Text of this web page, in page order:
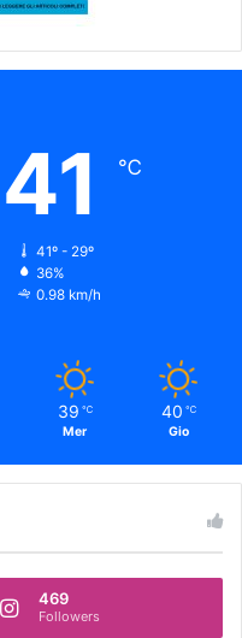
41 ℃
41º - 29º
36%
0.98 km/h
39 ℃
Mer
40 ℃
Gio
469
Followers